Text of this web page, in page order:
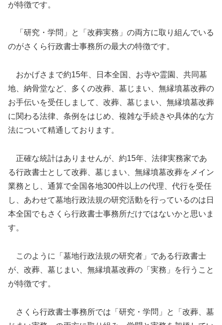
が特徴です。
「研究・学問」と「改葬実務」の両方に取り組んでいる
のがさくら行政書士事務所の最大の特徴です。
おかげさまで約15年、日本全国、お寺や霊園、共同墓
地、納骨堂など、多くの改葬、墓じまい、無縁墳墓改葬の
お手伝いを受任しまして、改葬、墓じまい、無縁墳墓改葬
に関わる法律、条例をはじめ、複雑な手続きや具体的な方
法について精通しております。
正確な統計はありませんが、約15年、法律実務家であ
る行政書士として改葬、墓じまい、無縁墳墓改葬をメイン
業務とし、通算で全国各地300件以上の代理、代行を受任
し、あわせて墓地行政法規の研究活動を行っているのは日
本全国でもさくら行政書士事務所だけではないかと思いま
す。
このように「墓地行政法規の研究者」である行政書士
が、改葬、墓じまい、無縁墳墓改葬の「実務」を行うこと
が特徴です。
さくら行政書士事務所では「研究・学問」と「改葬、墓